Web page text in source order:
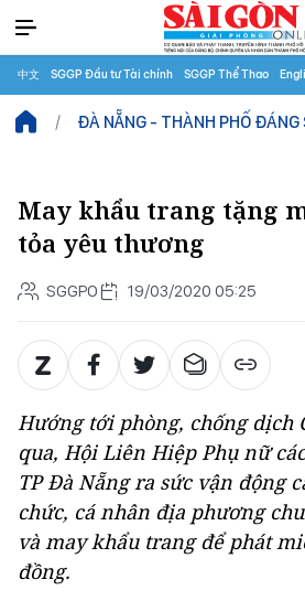
中文 SGGP Đầu tư Tài chính SGGP Thể Thao
ĐÀ NẴNG - THÀNH PHỐ ĐÁNG
May khẩu trang tặng
tỏa yêu thương
SGGPO 19/03/2020 05:25
Hướng tới phòng, chống dịch
qua, Hội Liên Hiệp Phụ nữ
TP Đà Nẵng ra sức vận động
chức, cá nhân địa phương
và may khẩu trang để phát
đồng.